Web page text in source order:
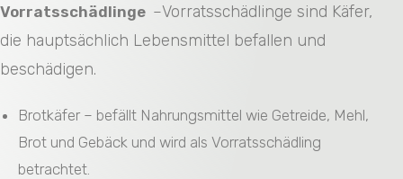
Vorratsschädlinge –Vorratsschädlinge sind Käfer,
die hauptsächlich Lebensmittel befallen und
beschädigen.
Brotkäfer – befällt Nahrungsmittel wie Getreide, Mehl,
Brot und Gebäck und wird als Vorratsschädling
betrachtet.